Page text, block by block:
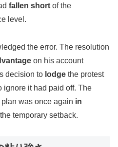
fallen short of the
level.
the error. The resolution
on his account
decision to lodge the protest
ignore it had paid off. The
was once again in
temporary setback.